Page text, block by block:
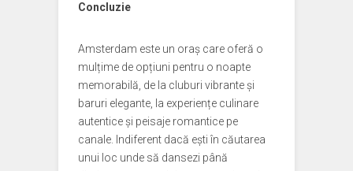
Concluzie
Amsterdam este un oraș care oferă o
mulțime de opțiuni pentru o noapte
memorabilă, de la cluburi vibrante și
baruri elegante, la experiențe culinare
autentice și peisaje romantice pe
canale. Indiferent dacă ești în căutarea
unui loc unde să dansezi până